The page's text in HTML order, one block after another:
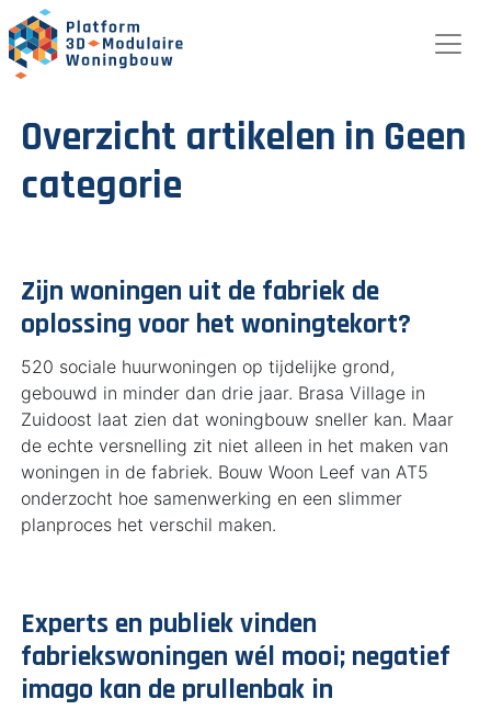
Overzicht artikelen in Geen
categorie
Zijn woningen uit de fabriek de
oplossing voor het woningtekort?
520 sociale huurwoningen op tijdelijke grond,
gebouwd in minder dan drie jaar. Brasa Village in
Zuidoost laat zien dat woningbouw sneller kan. Maar
de echte versnelling zit niet alleen in het maken van
woningen in de fabriek. Bouw Woon Leef van AT5
onderzocht hoe samenwerking en een slimmer
planproces het verschil maken.
Experts en publiek vinden
fabriekswoningen wél mooi; negatief
imago kan de prullenbak in